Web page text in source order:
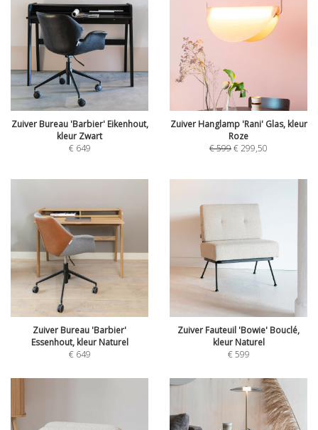
Zuiver Bureau 'Barbier' Eikenhout,
kleur Zwart
€ 649
Zuiver Hanglamp 'Rani' Glas, kleur
Roze
€599€299,50
Zuiver Bureau 'Barbier'
Essenhout, kleur Naturel
€ 649
Zuiver Fauteuil 'Bowie' Bouclé,
kleur Naturel
€599